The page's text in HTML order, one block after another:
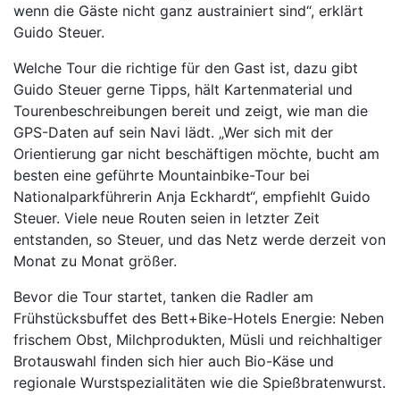
wenn die Gäste nicht ganz austrainiert sind“, erklärt
Guido Steuer.
Welche Tour die richtige für den Gast ist, dazu gibt
Guido Steuer gerne Tipps, hält Kartenmaterial und
Tourenbeschreibungen bereit und zeigt, wie man die
GPS-Daten auf sein Navi lädt. „Wer sich mit der
Orientierung gar nicht beschäftigen möchte, bucht am
besten eine geführte Mountainbike-Tour bei
Nationalparkführerin Anja Eckhardt“, empfiehlt Guido
Steuer. Viele neue Routen seien in letzter Zeit
entstanden, so Steuer, und das Netz werde derzeit von
Monat zu Monat größer.
Bevor die Tour startet, tanken die Radler am
Frühstücksbuffet des Bett+Bike-Hotels Energie: Neben
frischem Obst, Milchprodukten, Müsli und reichhaltiger
Brotauswahl finden sich hier auch Bio-Käse und
regionale Wurstspezialitäten wie die Spießbratenwurst.